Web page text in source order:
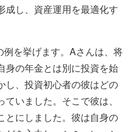
成し、資産運用を最適化す
を挙げます。Aさんは、将
身の年金とは別に投資を始
し、投資初心者の彼はどの
いました。そこで彼は、
とにしました。彼は自身の